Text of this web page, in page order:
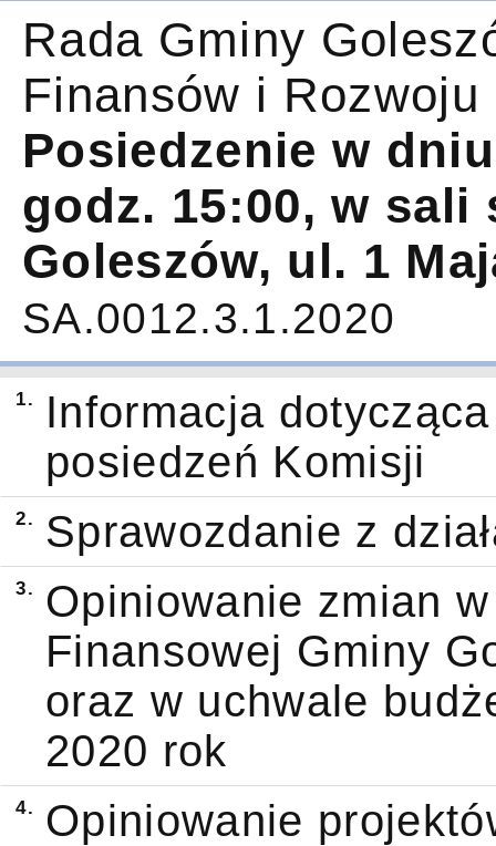
Rada Gminy
Finansów i Rozwoju
Posiedzenie w
godz. 15:00, w sali
Goleszów, ul. 1
SA.0012.3.1.2020
1.
Informacja
posiedzeń Komisji
2. Sprawozdanie z
3.
Opiniowanie zmian
Finansowej Gminy
oraz w uchwale
2020 rok
4. Opiniowanie